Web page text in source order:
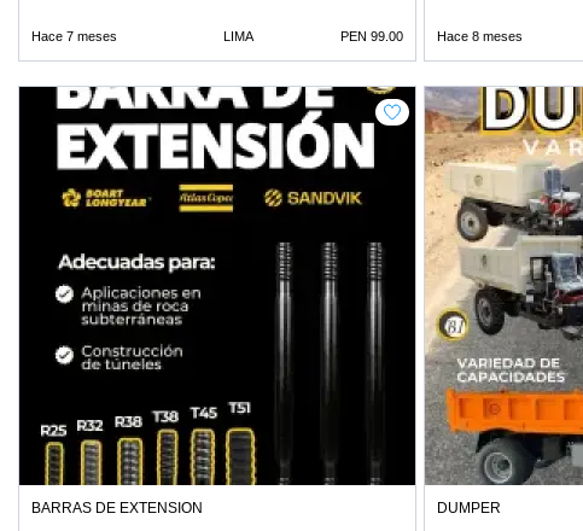
Hace 7 meses LIMA PEN 99.00 Hace 8 meses
BARRAS DE EXTENSION DUMPER